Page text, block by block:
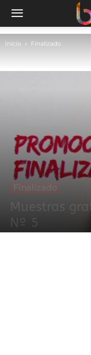
Inicio Finalizado
Finalizado
Muestras
Nº 5